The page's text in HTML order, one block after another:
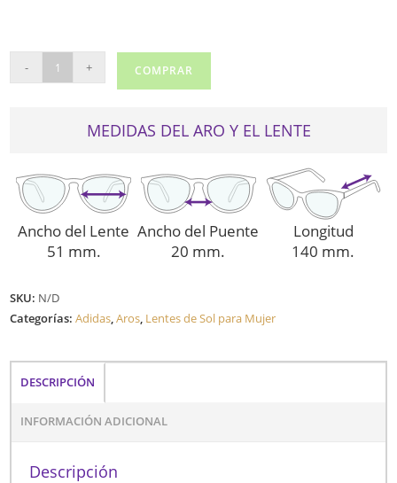
DE
- + COMPRAR
MEDIDAS DEL ARO Y EL LENTE
Ancho del Lente
51 mm.
Ancho del Puente
20 mm.
Longitud
140 mm.
SKU: N/D
Categorías:Adidas,Aros, Lentes de Sol para Mujer
DESCRIPCIÓN
INFORMACIÓN ADICIONAL
Descripción